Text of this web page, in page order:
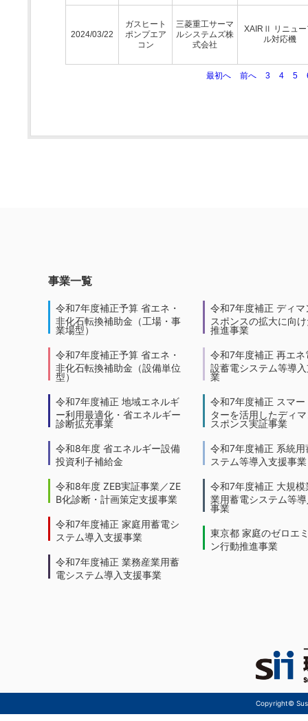
2024/03/22
ガスヒート
ポンプエア
コン
三菱重工サーマ
ルシステムズ株
式会社
XAIRⅡ リニュー
ル対応機
最初へ 前へ 3 4 5
事業一覧
令和7年度補正予算 省エネ・
非化石転換補助金（工場・事
業場型）
令和7年度補正予算 省エネ・
非化石転換補助金（設備単位
型）
令和7年度補正 地域エネルギ
ー利用最適化・省エネルギー
診断拡充事業
令和8年度 省エネルギー設備
投資利子補給金
令和8年度 ZEB実証事業／ZE
B化診断・計画策定支援事業
令和7年度補正 家庭用蓄電シ
ステム導入支援事業
令和7年度補正 業務産業用蓄
電システム導入支援事業
令和7年度補正 ディマ
スポンスの拡大に向
推進事業
令和7年度補正 再エネ
設蓄電システム等導
業
令和7年度補正 スマー
ターを活用したディ
スポンス実証事業
令和7年度補正 系統用
ステム等導入支援事業
令和7年度補正 大規模
業用蓄電システム等
事業
東京都 家庭のゼロエ
ン行動推進事業
Copyright©